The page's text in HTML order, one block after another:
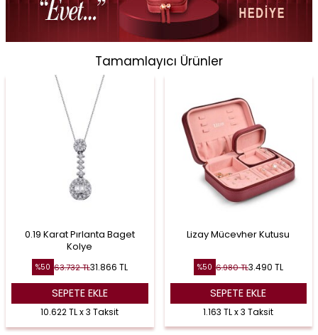
Tamamlayıcı Ürünler
0.19 Karat Pırlanta Baget
Kolye
%50 63.732TL31.866 TL
SEPETE EKLE
10.622 TL x 3 Taksit
Lizay Mücevher Kutusu
%50 6.980TL3.490 TL
SEPETE EKLE
1.163 TL x 3 Taksit